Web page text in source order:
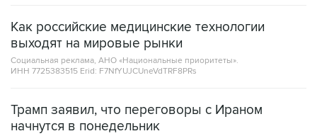
Как российские медицинские технологии
выходят на мировые рынки
Социальная реклама, АНО «Национальные приоритеты».
ИНН 7725383515 Erid: F7NfYUJCUneVdTRF8PRs
Трамп заявил, что переговоры с Ираном
начнутся в понедельник